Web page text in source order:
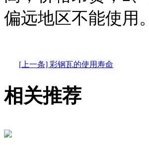
偏远地区不能使用。
[上一条] 彩钢瓦的使用寿命
相关推荐